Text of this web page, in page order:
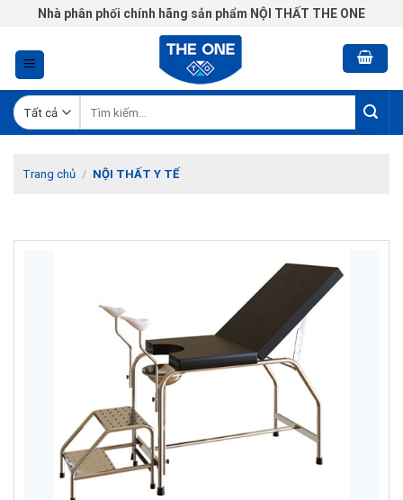
Chuyển
nội
dung
Nhà phân phối chính hãng sản phẩm NỘI THẤT THE ONE
kiếm:
Trang chủ / NỘI THẤT Y TẾ